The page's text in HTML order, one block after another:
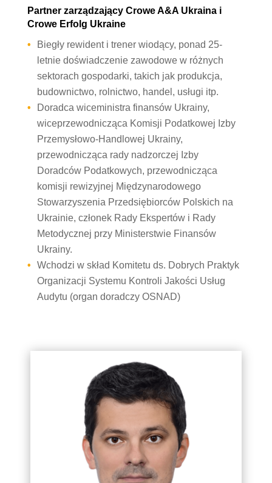
Partner zarządzający Crowe A&A Ukraina i
Crowe Erfolg Ukraine
Biegły rewident i trener wiodący, ponad 25-
letnie doświadczenie zawodowe w różnych
sektorach gospodarki, takich jak produkcja,
budownictwo, rolnictwo, handel, usługi itp.
Doradca wiceministra finansów Ukrainy,
wiceprzewodnicząca Komisji Podatkowej Izby
Przemysłowo-Handlowej Ukrainy,
przewodnicząca rady nadzorczej Izby
Doradców Podatkowych, przewodnicząca
komisji rewizyjnej Międzynarodowego
Stowarzyszenia Przedsiębiorców Polskich na
Ukrainie, członek Rady Ekspertów i Rady
Metodycznej przy Ministerstwie Finansów
Ukrainy.
Wchodzi w skład Komitetu ds. Dobrych Praktyk
Organizacji Systemu Kontroli Jakości Usług
Audytu (organ doradczy OSNAD)